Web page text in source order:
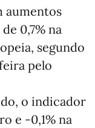
aumentos
0,7% na
segundo
pelo
o indicador
e -0,1% na